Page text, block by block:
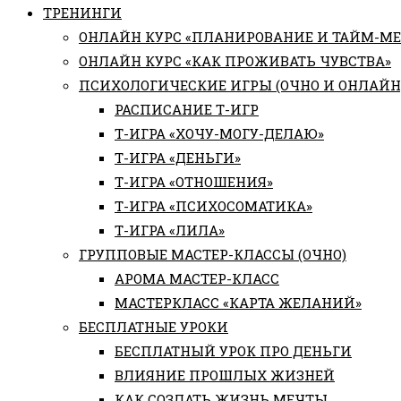
ТРЕНИНГИ
ОНЛАЙН КУРС «ПЛАНИРОВАНИЕ И ТАЙМ-
ОНЛАЙН КУРС «КАК ПРОЖИВАТЬ ЧУВСТВА»
ПСИХОЛОГИЧЕСКИЕ ИГРЫ (ОЧНО И
РАСПИСАНИЕ Т-ИГР
Т-ИГРА «ХОЧУ-МОГУ-ДЕЛАЮ»
Т-ИГРА «ДЕНЬГИ»
Т-ИГРА «ОТНОШЕНИЯ»
Т-ИГРА «ПСИХОСОМАТИКА»
Т-ИГРА «ЛИЛА»
ГРУППОВЫЕ МАСТЕР-КЛАССЫ (ОЧНО)
АРОМА МАСТЕР-КЛАСС
МАСТЕРКЛАСС «КАРТА ЖЕЛАНИЙ»
БЕСПЛАТНЫЕ УРОКИ
БЕСПЛАТНЫЙ УРОК ПРО ДЕНЬГИ
ВЛИЯНИЕ ПРОШЛЫХ ЖИЗНЕЙ